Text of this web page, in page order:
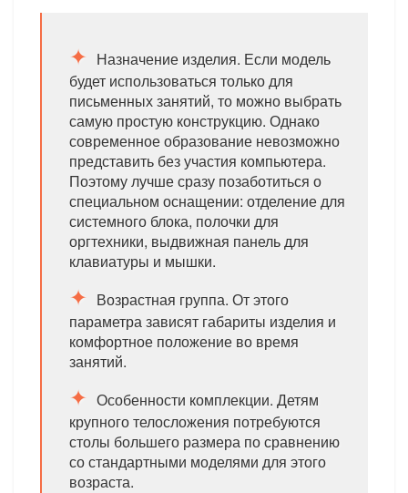
Назначение изделия. Если модель
будет использоваться только для
письменных занятий, то можно выбрать
самую простую конструкцию. Однако
современное образование невозможно
представить без участия компьютера.
Поэтому лучше сразу позаботиться о
специальном оснащении: отделение для
системного блока, полочки для
оргтехники, выдвижная панель для
клавиатуры и мышки.
Возрастная группа. От этого
параметра зависят габариты изделия и
комфортное положение во время
занятий.
Особенности комплекции. Детям
крупного телосложения потребуются
столы большего размера по сравнению
со стандартными моделями для этого
возраста.